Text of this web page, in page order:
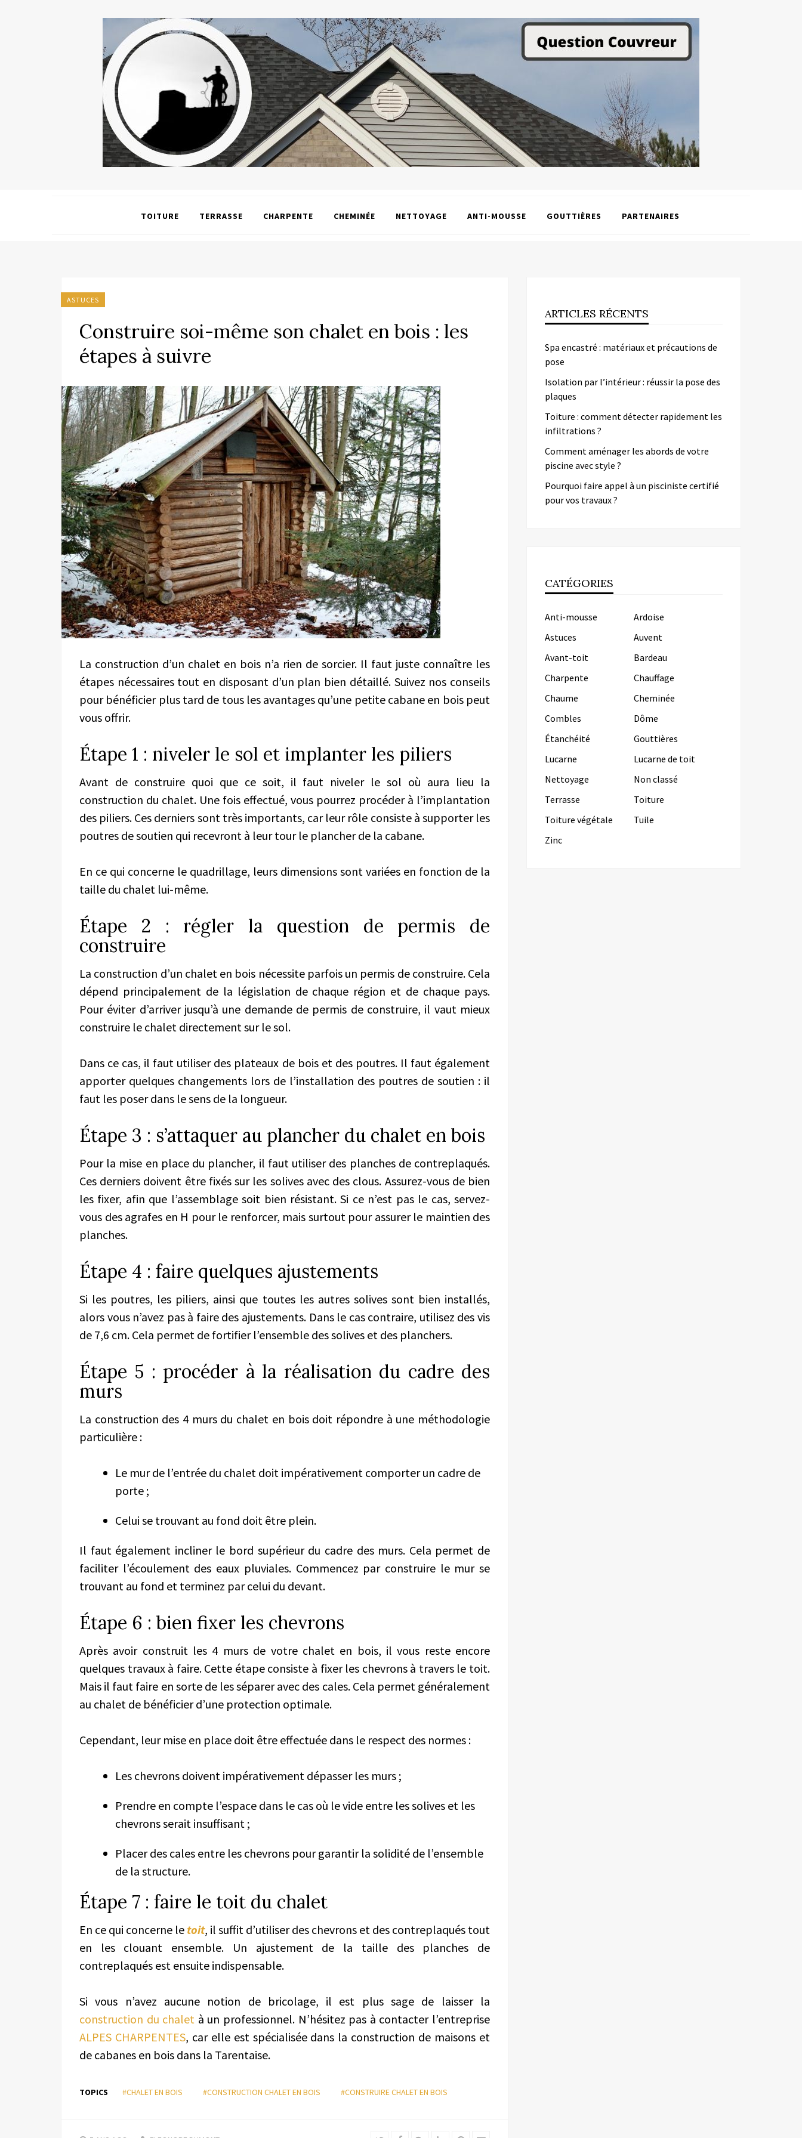
TOITURE TERRASSE CHARPENTE CHEMINÉE NETTOYAGE ANTI-MOUSSE GOUTTIÈRES PARTENAIRES
ASTUCES
Construire soi-même son chalet en bois : les
étapes à suivre
La construction d’un chalet en bois n’a rien de sorcier. Il faut juste connaître les
étapes nécessaires tout en disposant d’un plan bien détaillé. Suivez nos conseils
pour bénéficier plus tard de tous les avantages qu’une petite cabane en bois peut
vous offrir.
Étape 1 : niveler le sol et implanter les piliers
Avant de construire quoi que ce soit, il faut niveler le sol où aura lieu la
construction du chalet. Une fois effectué, vous pourrez procéder à l’implantation
des piliers. Ces derniers sont très importants, car leur rôle consiste à supporter les
poutres de soutien qui recevront à leur tour le plancher de la cabane.
En ce qui concerne le quadrillage, leurs dimensions sont variées en fonction de la
taille du chalet lui-même.
Étape 2 : régler la question de permis de
construire
La construction d’un chalet en bois nécessite parfois un permis de construire. Cela
dépend principalement de la législation de chaque région et de chaque pays.
Pour éviter d’arriver jusqu’à une demande de permis de construire, il vaut mieux
construire le chalet directement sur le sol.
Dans ce cas, il faut utiliser des plateaux de bois et des poutres. Il faut également
apporter quelques changements lors de l’installation des poutres de soutien : il
faut les poser dans le sens de la longueur.
Étape 3 : s’attaquer au plancher du chalet en bois
Pour la mise en place du plancher, il faut utiliser des planches de contreplaqués.
Ces derniers doivent être fixés sur les solives avec des clous. Assurez-vous de bien
les fixer, afin que l’assemblage soit bien résistant. Si ce n’est pas le cas, servez-
vous des agrafes en H pour le renforcer, mais surtout pour assurer le maintien des
planches.
Étape 4 : faire quelques ajustements
Si les poutres, les piliers, ainsi que toutes les autres solives sont bien installés,
alors vous n’avez pas à faire des ajustements. Dans le cas contraire, utilisez des vis
de 7,6 cm. Cela permet de fortifier l’ensemble des solives et des planchers.
Étape 5 : procéder à la réalisation du cadre des
murs
La construction des 4 murs du chalet en bois doit répondre à une méthodologie
particulière :
Le mur de l’entrée du chalet doit impérativement comporter un cadre de
porte ;
Celui se trouvant au fond doit être plein.
Il faut également incliner le bord supérieur du cadre des murs. Cela permet de
faciliter l’écoulement des eaux pluviales. Commencez par construire le mur se
trouvant au fond et terminez par celui du devant.
Étape 6 : bien fixer les chevrons
Après avoir construit les 4 murs de votre chalet en bois, il vous reste encore
quelques travaux à faire. Cette étape consiste à fixer les chevrons à travers le toit.
Mais il faut faire en sorte de les séparer avec des cales. Cela permet généralement
au chalet de bénéficier d’une protection optimale.
Cependant, leur mise en place doit être effectuée dans le respect des normes :
Les chevrons doivent impérativement dépasser les murs ;
Prendre en compte l’espace dans le cas où le vide entre les solives et les
chevrons serait insuffisant ;
Placer des cales entre les chevrons pour garantir la solidité de l’ensemble
de la structure.
Étape 7 : faire le toit du chalet
En ce qui concerne le toit, il suffit d’utiliser des chevrons et des contreplaqués tout
en les clouant ensemble. Un ajustement de la taille des planches de
contreplaqués est ensuite indispensable.
Si vous n’avez aucune notion de bricolage, il est plus sage de laisser la
construction du chalet à un professionnel. N’hésitez pas à contacter l’entreprise
ALPES CHARPENTES, car elle est spécialisée dans la construction de maisons et
de cabanes en bois dans la Tarentaise.
TOPICS #CHALET EN BOIS #CONSTRUCTION CHALET EN BOIS #CONSTRUIRE CHALET EN BOIS
ARTICLES RÉCENTS
Spa encastré : matériaux et précautions de
pose
Isolation par l’intérieur : réussir la pose des
plaques
Toiture : comment détecter rapidement les
infiltrations ?
Comment aménager les abords de votre
piscine avec style ?
Pourquoi faire appel à un pisciniste certifié
pour vos travaux ?
CATÉGORIES
Anti-mousse
Ardoise
Astuces
Auvent
Avant-toit
Bardeau
Charpente
Chauffage
Chaume
Cheminée
Combles
Dôme
Étanchéité
Gouttières
Lucarne
Lucarne de toit
Nettoyage
Non classé
Terrasse
Toiture
Toiture végétale
Tuile
Zinc